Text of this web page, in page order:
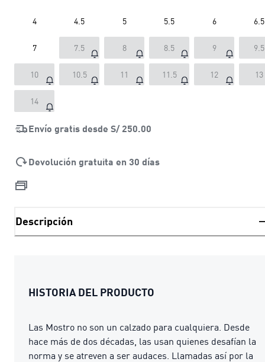
4 4.5 5 5.5 6 6.5
7 7.5 8 8.5 9 9.5
10 10.5 11 11.5 12 13
14
Envío gratis desde S/ 250.00
Devolución gratuita en 30 días
Descripción
HISTORIA DEL PRODUCTO
Las Mostro no son un calzado para cualquiera. Desde
hace más de dos décadas, las usan quienes desafían la
norma y se atreven a ser audaces. Llamadas así por la